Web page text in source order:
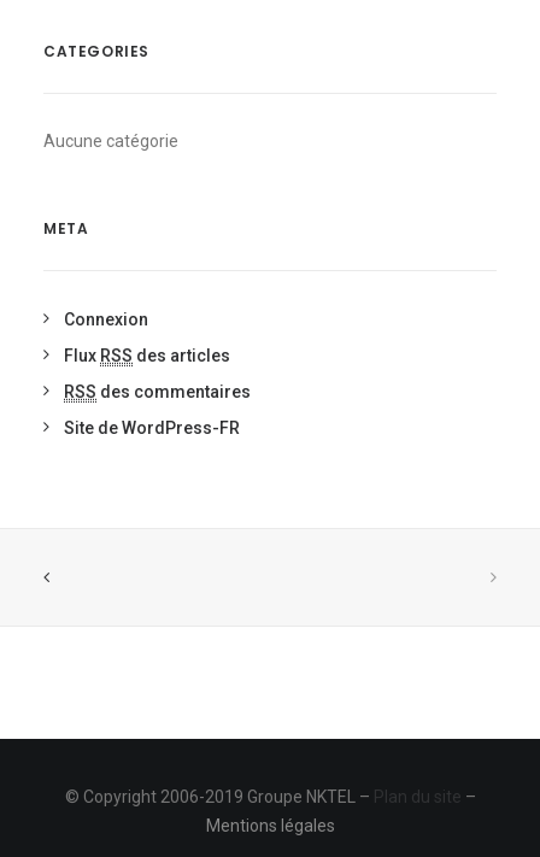
CATEGORIES
Aucune catégorie
META
Connexion
Flux RSS des articles
RSS des commentaires
Site de WordPress-FR
© Copyright 2006-2019 Groupe NKTEL – Plan du site –
Mentions légales